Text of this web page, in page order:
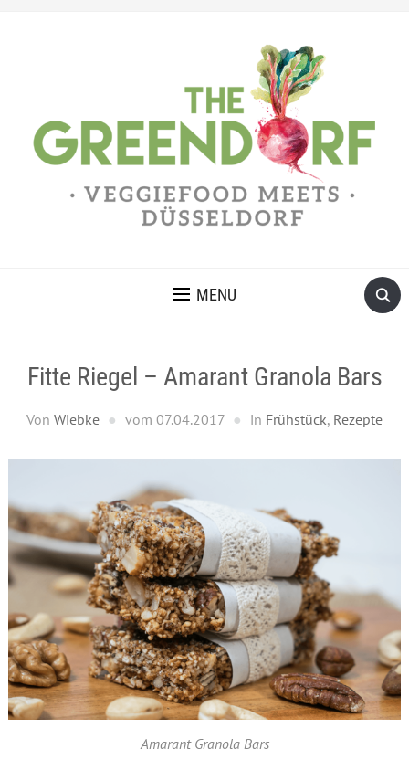
MENU
Fitte Riegel – Amarant Granola Bars
Von Wiebke vom 07.04.2017 in Frühstück, Rezepte
Amarant Granola Bars